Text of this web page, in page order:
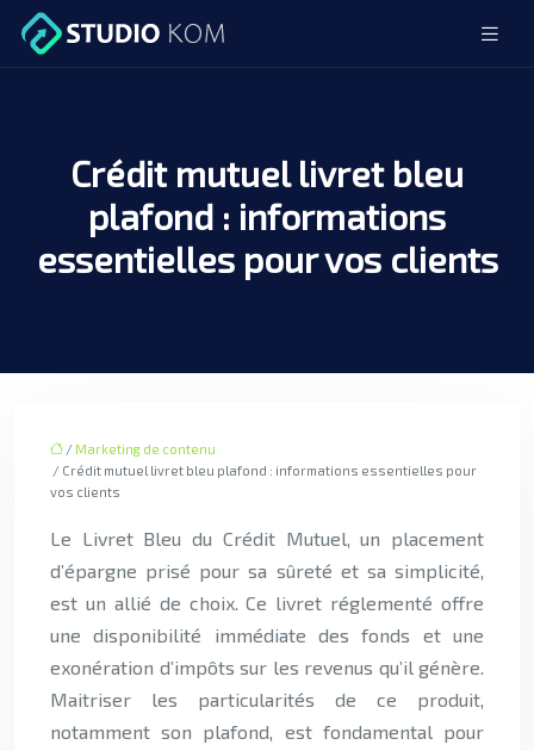
Crédit mutuel livret bleu
plafond : informations
essentielles pour vos clients
/ Marketing de contenu
/ Crédit mutuel livret bleu plafond : informations essentielles pour
vos clients
Le Livret Bleu du Crédit Mutuel, un placement
d’épargne prisé pour sa sûreté et sa simplicité,
est un allié de choix. Ce livret réglementé offre
une disponibilité immédiate des fonds et une
exonération d’impôts sur les revenus qu’il génère.
Maitriser les particularités de ce produit,
notamment son plafond, est fondamental pour